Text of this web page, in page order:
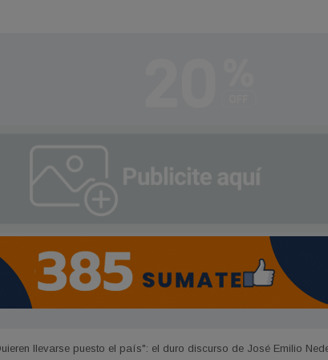
inversión en Garza: la comuna suma un camión con hidrogrúa